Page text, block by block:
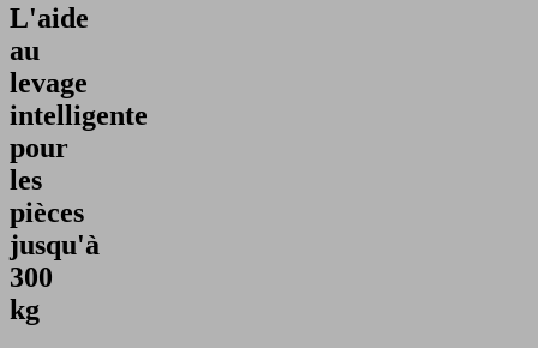
L'aide
au
levage
intelligente
pour
les
pièces
jusqu'à
300
kg